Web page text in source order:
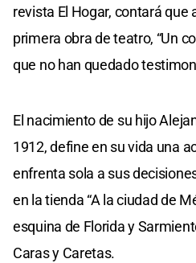
revista El Hogar, contará que
primera obra de teatro, “Un
que no han quedado
El nacimiento de su hijo
1912, define en su vida una
enfrenta sola a sus
en la tienda “A la ciudad de
esquina de Florida y
Caras y Caretas.